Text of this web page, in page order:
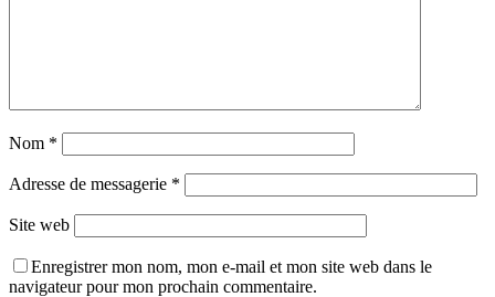
Nom *
Adresse de messagerie *
Site web
Enregistrer mon nom, mon e-mail et mon site web dans le
navigateur pour mon prochain commentaire.